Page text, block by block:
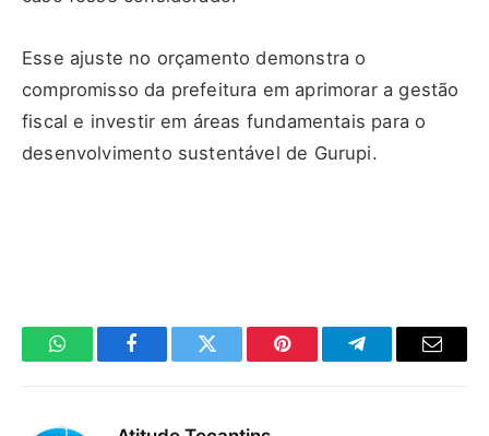
Esse ajuste no orçamento demonstra o
compromisso da prefeitura em aprimorar a gestão
fiscal e investir em áreas fundamentais para o
desenvolvimento sustentável de Gurupi.
WhatsAppFacebookTwitter Pinterest TelegramaE-